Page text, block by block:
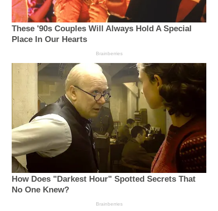
These '90s Couples Will Always Hold A Special
Place In Our Hearts
Brainberries
How Does "Darkest Hour" Spotted Secrets That
No One Knew?
Brainberries